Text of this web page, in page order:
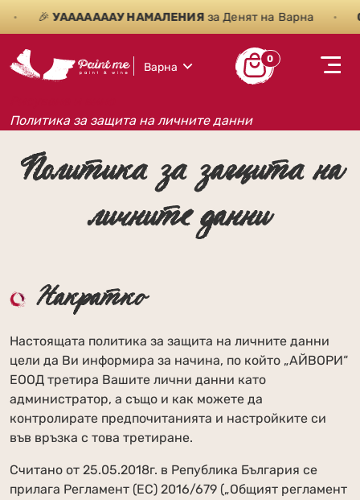
🎉 УАААААААУ НАМАЛЕНИЯза Денят на Варна •
Варна
0
Политика за защита на личните данни
Политика за защита на
личните данни
Накратко
Настоящата политика за защита на личните данни
цели да Ви информира за начина, по който „АЙВОРИ“
ЕООД третира Вашите лични данни като
администратор, а също и как можете да
контролирате предпочитанията и настройките си
във връзка с това третиране.
Считано от 25.05.2018г. в Република България се
прилага Регламент (ЕС) 2016/679 („Общият регламент